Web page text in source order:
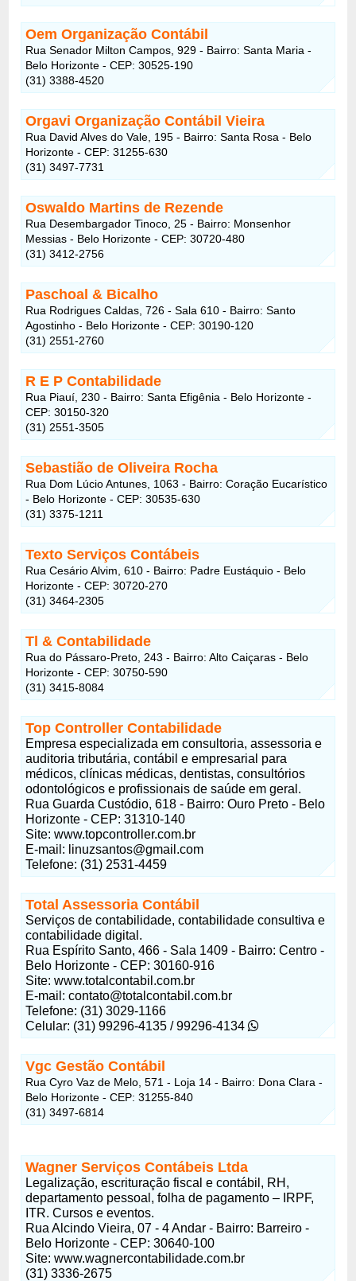
Oem Organização Contábil
Rua Senador Milton Campos, 929 - Bairro: Santa Maria -
Belo Horizonte - CEP: 30525-190
(31) 3388-4520
Orgavi Organização Contábil Vieira
Rua David Alves do Vale, 195 - Bairro: Santa Rosa - Belo
Horizonte - CEP: 31255-630
(31) 3497-7731
Oswaldo Martins de Rezende
Rua Desembargador Tinoco, 25 - Bairro: Monsenhor
Messias - Belo Horizonte - CEP: 30720-480
(31) 3412-2756
Paschoal & Bicalho
Rua Rodrigues Caldas, 726 - Sala 610 - Bairro: Santo
Agostinho - Belo Horizonte - CEP: 30190-120
(31) 2551-2760
R E P Contabilidade
Rua Piauí, 230 - Bairro: Santa Efigênia - Belo Horizonte -
CEP: 30150-320
(31) 2551-3505
Sebastião de Oliveira Rocha
Rua Dom Lúcio Antunes, 1063 - Bairro: Coração Eucarístico
- Belo Horizonte - CEP: 30535-630
(31) 3375-1211
Texto Serviços Contábeis
Rua Cesário Alvim, 610 - Bairro: Padre Eustáquio - Belo
Horizonte - CEP: 30720-270
(31) 3464-2305
Tl & Contabilidade
Rua do Pássaro-Preto, 243 - Bairro: Alto Caiçaras - Belo
Horizonte - CEP: 30750-590
(31) 3415-8084
Top Controller Contabilidade
Empresa especializada em consultoria, assessoria e
auditoria tributária, contábil e empresarial para
médicos, clínicas médicas, dentistas, consultórios
odontológicos e profissionais de saúde em geral.
Rua Guarda Custódio, 618 - Bairro: Ouro Preto - Belo
Horizonte - CEP: 31310-140
Site: www.topcontroller.com.br
E-mail: linuzsantos@gmail.com
Telefone: (31) 2531-4459
Total Assessoria Contábil
Serviços de contabilidade, contabilidade consultiva e
contabilidade digital.
Rua Espírito Santo, 466 - Sala 1409 - Bairro: Centro -
Belo Horizonte - CEP: 30160-916
Site: www.totalcontabil.com.br
E-mail:contato@totalcontabil.com.br
Telefone: (31) 3029-1166
Celular: (31) 99296-4135 / 99296-4134
Vgc Gestão Contábil
Rua Cyro Vaz de Melo, 571 - Loja 14 - Bairro: Dona Clara -
Belo Horizonte - CEP: 31255-840
(31) 3497-6814
Wagner Serviços Contábeis Ltda
Legalização, escrituração fiscal e contábil, RH,
departamento pessoal, folha de pagamento – IRPF,
ITR. Cursos e eventos.
Rua Alcindo Vieira, 07 - 4 Andar - Bairro: Barreiro -
Belo Horizonte - CEP: 30640-100
Site: www.wagnercontabilidade.com.br
(31) 3336-2675